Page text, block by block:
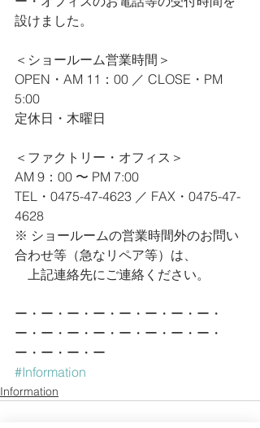
設けました。
＜ショールーム営業時間＞
OPEN・AM 11：00 ／ CLOSE・PM
5:00
定休日・木曜日
＜ファクトリー・オフィス＞
AM 9：00 〜 PM 7:00
TEL・0475-47-4623 ／ FAX・0475-47-
4628
※ ショールームの営業時間外のお問い
合わせ等（急なリペア等）は、
上記連絡先にご連絡ください。
ー・ー・ー・ー・ー・ー・ー・ー・
ー・ー・ー・ー・ー・ー・ー・ー・
ー・ー・ー・ー
#Information
Information